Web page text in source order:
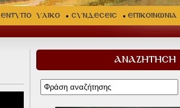
ΕΝΤΥΠΟ ΥΛΙΚΟ ΣΥΝΔΕΣΕΙΣ ΕΠΙΚΟΙΝΩΝΙΑ
ΑΝΑΖΗΤΗΣΗ